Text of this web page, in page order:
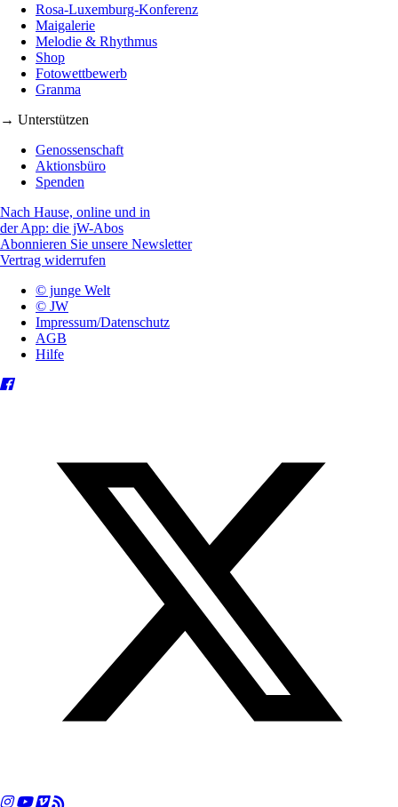
Rosa-Luxemburg-Konferenz
Maigalerie
Melodie & Rhythmus
Shop
Fotowettbewerb
Granma
→ Unterstützen
Genossenschaft
Aktionsbüro
Spenden
Nach Hause, online und in
der App: die jW-Abos
Abonnieren Sie unsere Newsletter
Vertrag widerrufen
© junge Welt
© JW
Impressum/Datenschutz
AGB
Hilfe